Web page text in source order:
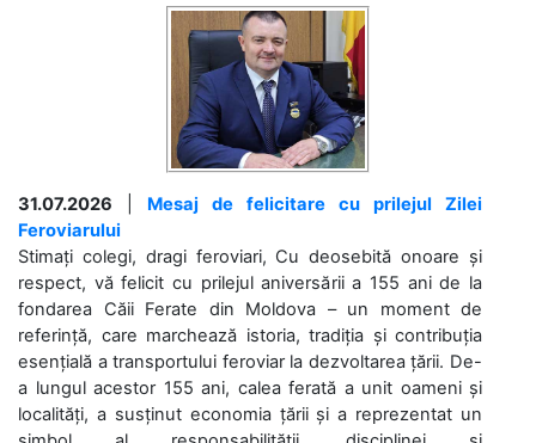
31.07.2026
Mesaj de felicitare cu prilejul Zilei
Feroviarului
Stimați colegi, dragi feroviari, Cu deosebită onoare și
respect, vă felicit cu prilejul aniversării a 155 ani de la
fondarea Căii Ferate din Moldova – un moment de
referință, care marchează istoria, tradiția și contribuția
esențială a transportului feroviar la dezvoltarea țării. De-
a lungul acestor 155 ani, calea ferată a unit oameni și
localități, a susținut economia țării și a reprezentat un